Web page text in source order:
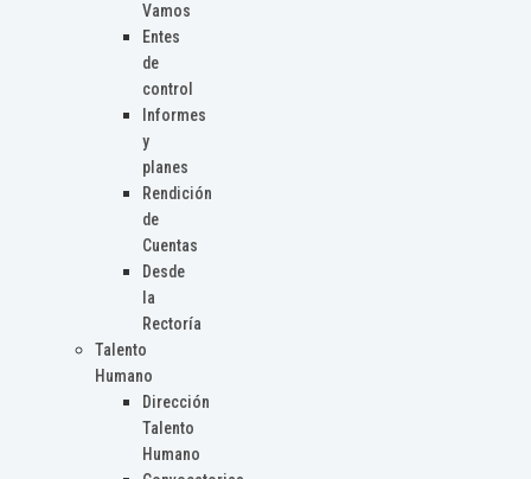
Vamos
Entes
de
control
Informes
y
planes
Rendición
de
Cuentas
Desde
la
Rectoría
Talento
Humano
Dirección
Talento
Humano